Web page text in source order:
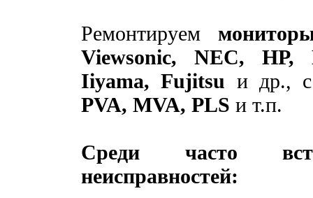
Ремонтируем
Viewsonic, NEC, HP,
Iiyama, Fujitsu и др.,
PVA, MVA, PLS и т.п.
Среди часто
неисправностей: